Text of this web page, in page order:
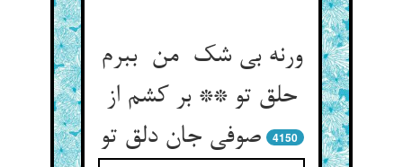
ورنه بی شک من ببرم
حلق تو ** بر کشم از
صوفی جان دلق تو
4150